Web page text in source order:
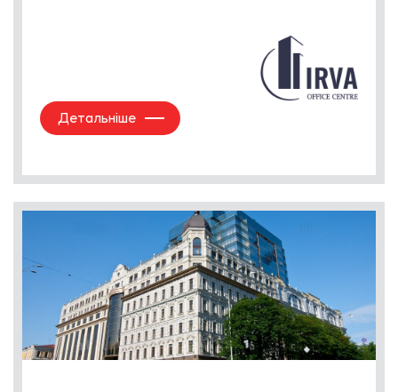
Детальніше